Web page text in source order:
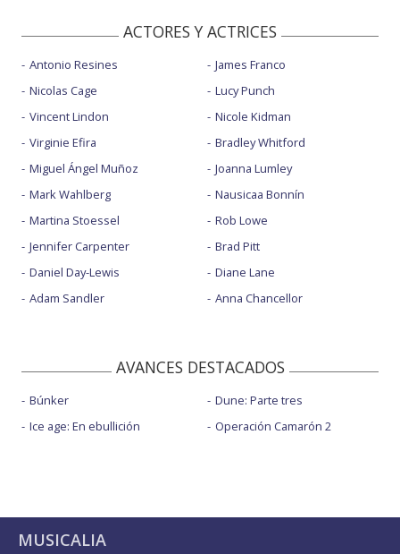
ACTORES Y ACTRICES
Antonio Resines
Nicolas Cage
Vincent Lindon
Virginie Efira
Miguel Ángel Muñoz
Mark Wahlberg
Martina Stoessel
Jennifer Carpenter
Daniel Day-Lewis
Adam Sandler
James Franco
Lucy Punch
Nicole Kidman
Bradley Whitford
Joanna Lumley
Nausicaa Bonnín
Rob Lowe
Brad Pitt
Diane Lane
Anna Chancellor
AVANCES DESTACADOS
Búnker
Ice age: En ebullición
Dune: Parte tres
Operación Camarón 2
MUSICALIA